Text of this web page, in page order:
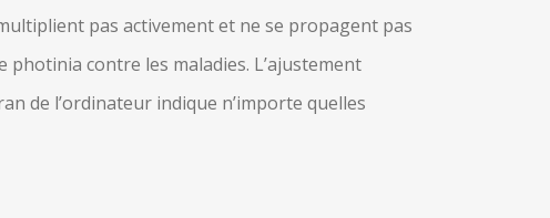
pas activement et ne se propagent pas
contre les maladies. L’ajustement
de l’ordinateur indique n’importe quelles